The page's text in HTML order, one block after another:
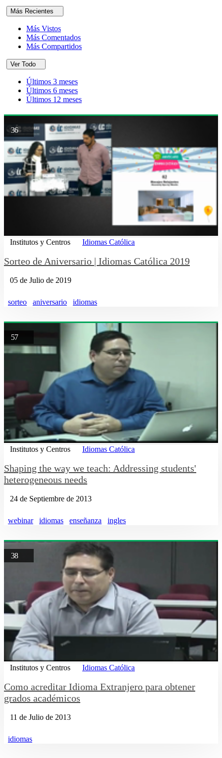
Más Recientes
Más Vistos
Más Comentados
Más Compartidos
Ver Todo
Últimos 3 meses
Últimos 6 meses
Últimos 12 meses
36
Institutos y Centros Idiomas Católica
Sorteo de Aniversario | Idiomas Católica 2019
05 de Julio de 2019
sorteo aniversario idiomas
57
Institutos y Centros Idiomas Católica
Shaping the way we teach: Addressing students'
heterogeneous needs
24 de Septiembre de 2013
webinar idiomas enseñanza ingles
38
Institutos y Centros Idiomas Católica
Como acreditar Idioma Extranjero para obtener
grados académicos
11 de Julio de 2013
idiomas